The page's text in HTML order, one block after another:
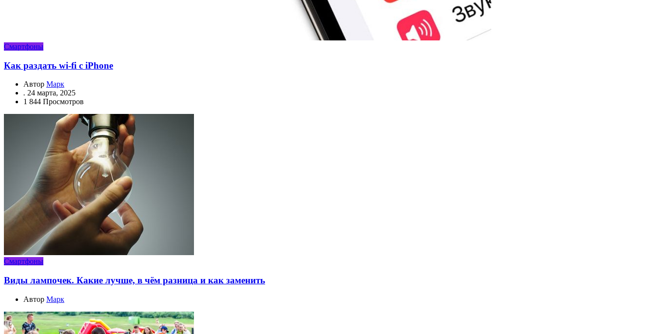
Смартфоны
Как раздать wi-fi с iPhone
Автор Марк
. 24 марта, 2025
1 844 Просмотров
Смартфоны
Виды лампочек. Какие лучше, в чём разница и как заменить
Автор Марк